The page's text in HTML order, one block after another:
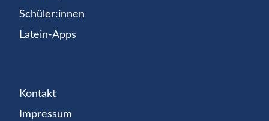
Schüler:innen
Latein-Apps
Kontakt
Impressum